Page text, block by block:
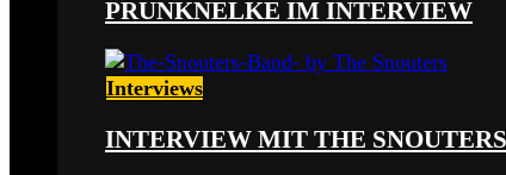
PRUNKNELKE IM INTERVIEW
Interviews
INTERVIEW MIT THE